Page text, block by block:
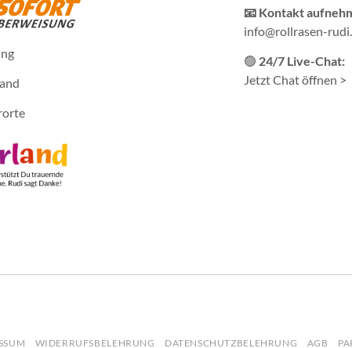
📧 Kontakt
info@rollrasen-
🟢 24/7 Live-Chat:
Jetzt Chat öffnen >
WIDERRUFSBELEHRUNG DATENSCHUTZBELEHRUNG AGB